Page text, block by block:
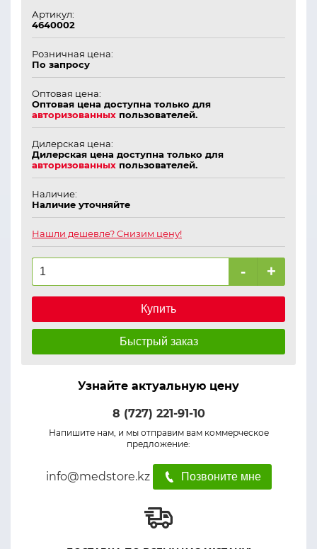
Артикул:
4640002
Розничная цена:
По запросу
Оптовая цена:
Оптовая цена доступна только для
авторизованных пользователей.
Дилерская цена:
Дилерская цена доступна только для
авторизованных пользователей.
Наличие:
Наличие уточняйте
Нашли дешевле? Снизим цену!
- +
Купить
Быстрый заказ
Узнайте актуальную цену
8 (727) 221-91-10
Напишите нам, и мы отправим вам коммерческое
предложение:
info@medstore.kz Позвоните мне